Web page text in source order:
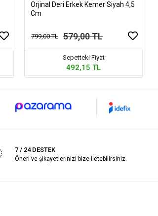
Orjinal Deri Erkek Kemer Siyah 4,5
Cm
799,00 TL 579,00 TL
Sepetteki Fiyat
492,15 TL
7 / 24 DESTEK
Öneri ve şikayetlerinizi bize iletebilirsiniz.